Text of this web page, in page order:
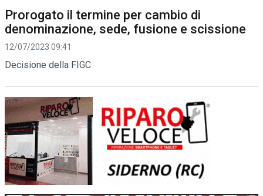
Prorogato il termine per cambio di
denominazione, sede, fusione e scissione
12/07/2023 09:41
Decisione della FIGC